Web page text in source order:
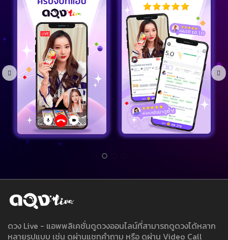
ดวง Live - แอพพลิเคชั่นดูดวงออนไลน์ที่สามารถดูดวงได้หลาก
หลายรูปแบบ เช่น ดูผ่านแชทคำถาม หรือ ดูผ่าน Video Call